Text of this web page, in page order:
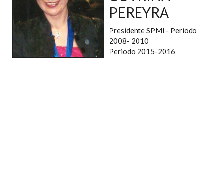
PEREYRA
Presidente SPMI - Periodo
2008- 2010
Periodo 2015-2016